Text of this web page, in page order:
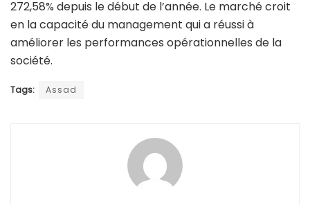
272,58% depuis le début de l’année. Le marché croit
en la capacité du management qui a réussi à
améliorer les performances opérationnelles de la
société.
Tags: Assad